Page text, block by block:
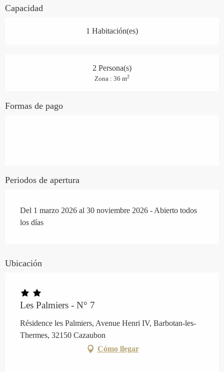
Capacidad
1 Habitación(es)
2 Persona(s)
Zona : 36 m2
Formas de pago
Periodos de apertura
Del 1 marzo 2026 al 30 noviembre 2026 - Abierto todos
los días
Ubicación
Les Palmiers - N° 7
Résidence les Palmiers, Avenue Henri IV, Barbotan-les-
Thermes, 32150 Cazaubon
Cómo llegar